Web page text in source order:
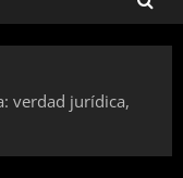
verdad jurídica,